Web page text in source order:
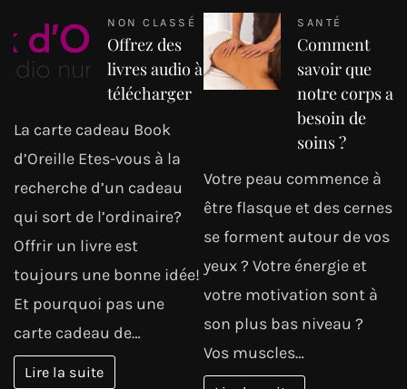
NON CLASSÉ
Offrez des
livres audio à
télécharger
La carte cadeau Book
d’Oreille Etes-vous à la
recherche d’un cadeau
qui sort de l’ordinaire?
Offrir un livre est
toujours une bonne idée!
Et pourquoi pas une
carte cadeau de…
Lire la suite
SANTÉ
Comment
savoir que
notre corps a
besoin de
soins ?
Votre peau commence à
être flasque et des cernes
se forment autour de vos
yeux ? Votre énergie et
votre motivation sont à
son plus bas niveau ?
Vos muscles…